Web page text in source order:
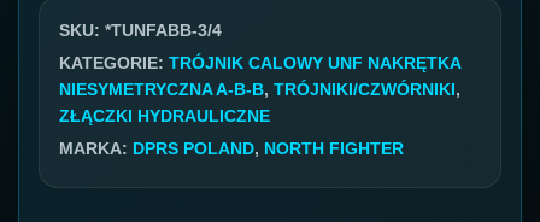
3/4''
SKU: *TUNFABB-3/4
KATEGORIE: TRÓJNIK CALOWY UNF NAKRĘTKA
NIESYMETRYCZNA A-B-B, TRÓJNIKI/CZWÓRNIKI,
ZŁĄCZKI HYDRAULICZNE
MARKA: DPRS POLAND, NORTH FIGHTER